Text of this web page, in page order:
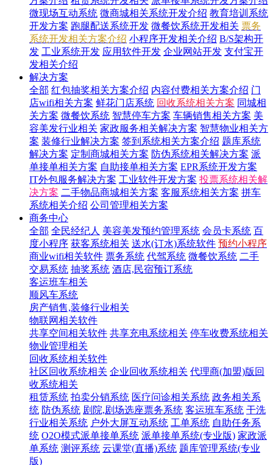
微现场互动系统 微商城相关系统开发介绍 教育培训系统
开发方案 跑腿配送系统开发 微餐饮系统开发相关 票务
系统开发相关方案介绍 小程序开发相关介绍 B/S架构开
发 工业系统开发 应用软件开发 企业网站开发 支付宝开
发相关介绍
解决方案
全部 红包抽奖相关方案介绍 内容付费相关方案介绍 门
店wifi相关方案 鲜花门店系统 回收系统相关方案 同城相
关方案 微餐饮系统 智慧停车方案 车辆销售相关方案 美
容美发行业相关 家政服务相关解决方案 智慧物业相关方
案 装修行业解决方案 签到系统相关方案介绍 题库系统
解决方案 定制商城相关方案 防伪系统相关解决方案 派
单接单相关方案 自助接单相关方案 EPR系统开发方案
IT外包服务解决方案 工业软件开发方案 投票系统相关解
决方案 二手物品商城相关方案 客服系统相关方案 拼车
系统相关介绍 公司管理相关方案
商务中心
全部 全民经纪人 美容美发预约管理系统 会员卡系统 百
度小程序 获客系统相关 送水(订水)系统软件 预约小程序
商业wifi相关软件 票务系统 代驾系统 微餐饮系统 二手
交易系统 抽奖系统 酒店,民宿预订系统
客运班车相关
顺风车系统
房产销售,装修行业相关
物联网相关软件
共享空间相关软件 共享充电系统相关 停车收费系统相关
物业管理相关
回收系统相关软件
社区回收系统相关 企业回收系统相关 代理商(加盟)版回
收系统相关
租赁系统 拍卖分销系统 医疗问诊相关系统 政务相关系
统 防伪系统 剧院,剧场选座票务系统 客运班车系统 干洗
行业相关系统 户外大屏互动系统 工单系统 自助任务系
统 O2O模式派单接单系统 派单接单系统(专业版) 家政派
单系统 测评系统 云课堂(直播)系统 题库管理系统(专业
版)